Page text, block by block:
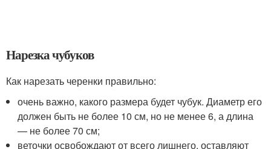
Нарезка чубуков
Как нарезать черенки правильно:
очень важно, какого размера будет чубук. Диаметр его
должен быть не более 10 см, но не менее 6, а длина
— не более 70 см;
веточки освобождают от всего лишнего, оставляют